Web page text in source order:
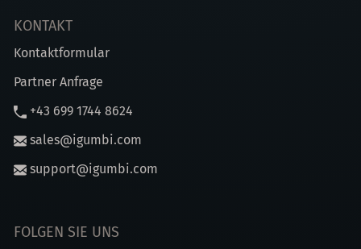
KONTAKT
Kontaktformular
Partner Anfrage
+43 699 1744 8624
sales@igumbi.com
support@igumbi.com
FOLGEN SIE UNS